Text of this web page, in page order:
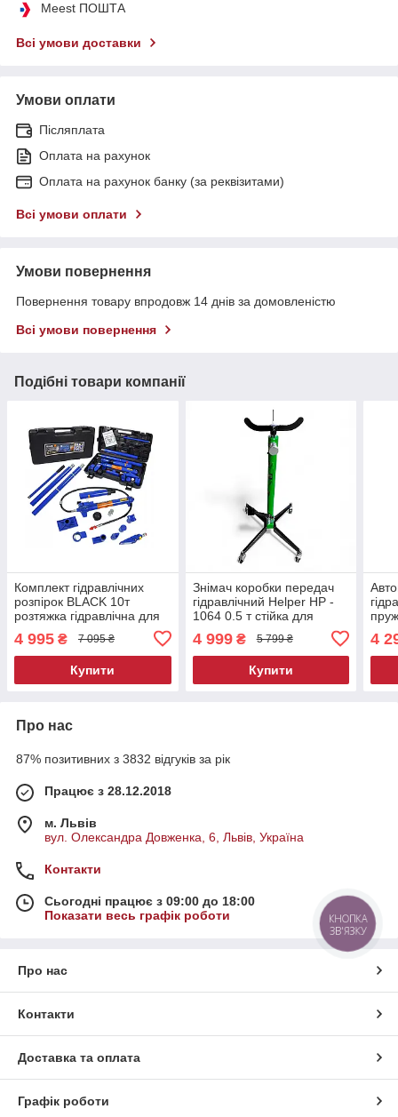
Meest ПОШТА
Всі умови доставки
Умови оплати
Післяплата
Оплата на рахунок
Оплата на рахунок банку (за реквізитами)
Всі умови оплати
Умови повернення
Повернення товару впродовж 14 днів за домовленістю
Всі умови повернення
Подібні товари компанії
Комплект гідравлічних
розпірок BLACK 10т
розтяжка гідравлічна для
рихтування
4 995 ₴ 7 095 ₴
Купити
Знімач коробки передач
гідравлічний Helper HP -
1064 0.5 т стійка для
передач трансмісійна
стійка для СТО
4 999₴ 5 799 ₴
Купити
4
Про нас
87% позитивних з 3832 відгуків за рік
Працює з 28.12.2018
м. Львів
вул. Олександра Довженка, 6, Львів, Україна
Контакти
Сьогодні працює з 09:00 до 18:00
Показати весь графік роботи
Про нас
Контакти
Доставка та оплата
Графік роботи
КНОПКА
ЗВ'ЯЗКУ